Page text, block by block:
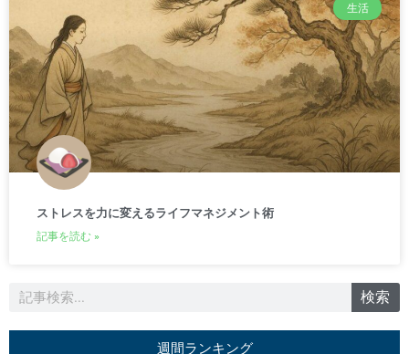
生活
ストレスを力に変えるライフマネジメント術
記事を読む »
検
検索
週間ランキング